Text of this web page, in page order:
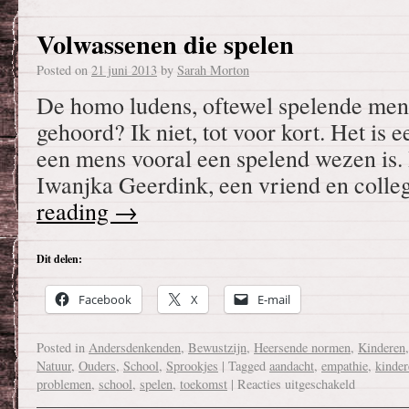
Volwassenen die spelen
Posted on 21 juni 2013 by Sarah Morton
De homo ludens, oftewel spelende
gehoord? Ik niet, tot voor kort. Het is
een mens vooral een spelend wezen
Iwanjka Geerdink, een vriend en
reading →
Dit delen:
Facebook X E-mail
Posted in Andersdenkenden, Bewustzijn, Heersende normen, Kinderen
Natuur, Ouders, School, Sprookjes | Tagged aandacht, empathie,
problemen, school, spelen, toekomst | Reacties uitgeschakeld